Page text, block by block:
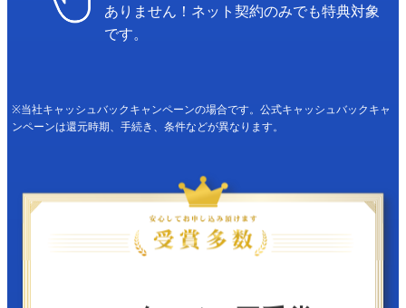
ありません！ネット契約のみでも特典対象
です。
※当社キャッシュバックキャンペーンの場合です。公式キャッシュバックキャ
ンペーンは還元時期、手続き、条件などが異なります。